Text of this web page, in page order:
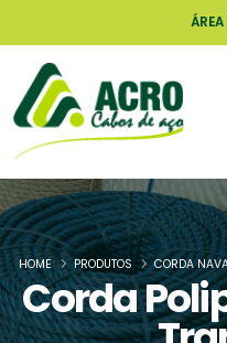
Corda
HOME PRODUTOS CORDA